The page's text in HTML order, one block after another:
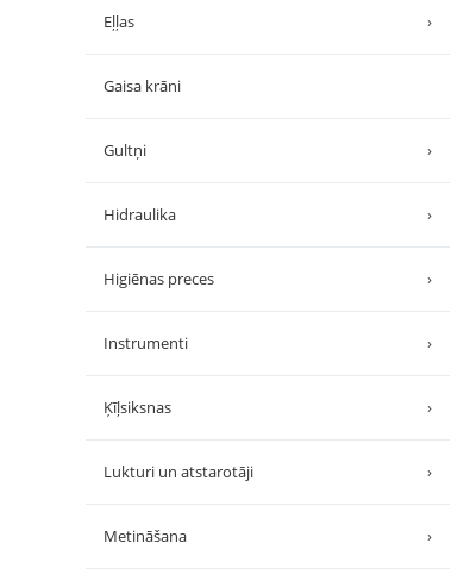
Eļļas ›
Gaisa krāni
Gultņi ›
Hidraulika ›
Higiēnas preces ›
Instrumenti ›
Ķīļsiksnas ›
Lukturi un atstarotāji ›
Metināšana ›